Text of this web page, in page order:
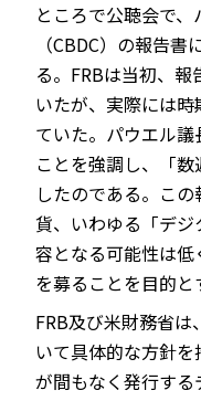
ところで公聴会で
（CBDC）の報告
る。FRBは当初、
いたが、実際には
ていた。パウエル
ことを強調し、「
したのである。こ
貨、いわゆる「デ
容となる可能性は
を募ることを目的と
FRB及び米財務省
いて具体的な方針
が間もなく発行す